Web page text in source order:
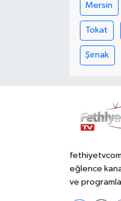
Mersin
Tokat
Şırnak
eğlence
ve